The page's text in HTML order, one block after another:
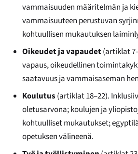
vammaisuuden määritelmän ja
vammaisuuteen perustuvan
kohtuullisen mukautuksen
Oikeudet ja vapaudet(artiklat
vapaus, oikeudellinen
saatavuus ja vammaisaseman
Koulutus (artiklat 18–22).
oletusarvona; koulujen ja
kohtuulliset mukautukset;
opetuksen välineenä.